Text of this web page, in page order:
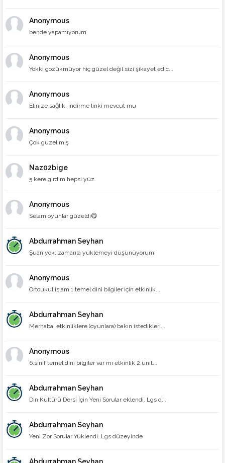
Anonymous
bende yapamıyorum
Anonymous
Yokki gözükmüyor hiç güzel değil sizi şikayet edic...
Anonymous
Elinize sağlık, indirme linki mevcut mu
Anonymous
Çok güzel miş
Naz02bige
5 kere girdim hepsi yüz
Anonymous
Selam oyunlar güzeldi😋
Abdurrahman Seyhan
Şuan yok, zamanla yüklemeyi düşünüyorum
Anonymous
Ortoukul islam 1 temel dini bilgiler için etkinlik...
Abdurrahman Seyhan
Merhaba, etkinliklere (oyunlara) bakın istedikleri...
Anonymous
6.sinif temel dini bilgiler var mı etkinlik 2.unit...
Abdurrahman Seyhan
Din Kültürü Dersi İçin Yeni Sorular eklendi. Lgs d...
Abdurrahman Seyhan
Yeni Zor Sorular Yüklendi. Lgs düzeyinde